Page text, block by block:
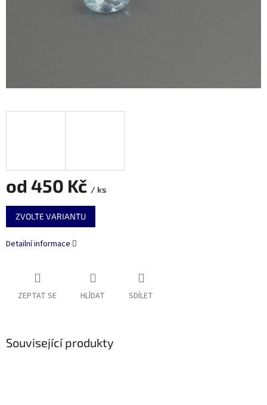
od 450 Kč / ks
Měrná
cena:
ZVOLTE VARIANTU
Detailní informace
ZEPTAT SE HLÍDAT SDÍLET
Související produkty